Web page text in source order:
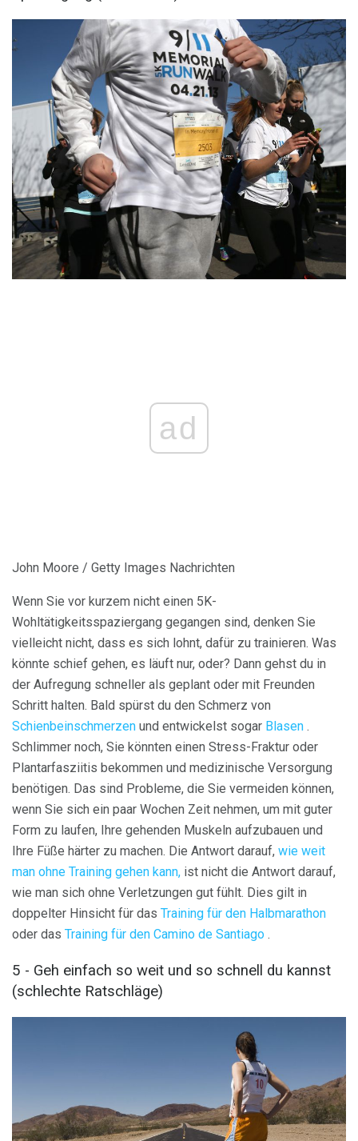
ad
John Moore / Getty Images Nachrichten
Wenn Sie vor kurzem nicht einen 5K-
Wohltätigkeitsspaziergang gegangen sind, denken Sie
vielleicht nicht, dass es sich lohnt, dafür zu trainieren. Was
könnte schief gehen, es läuft nur, oder? Dann gehst du in
der Aufregung schneller als geplant oder mit Freunden
Schritt halten. Bald spürst du den Schmerz von
Schienbeinschmerzen und entwickelst sogar Blasen .
Schlimmer noch, Sie könnten einen Stress-Fraktur oder
Plantarfasziitis bekommen und medizinische Versorgung
benötigen. Das sind Probleme, die Sie vermeiden können,
wenn Sie sich ein paar Wochen Zeit nehmen, um mit guter
Form zu laufen, Ihre gehenden Muskeln aufzubauen und
Ihre Füße härter zu machen. Die Antwort darauf, wie weit
man ohne Training gehen kann, ist nicht die Antwort darauf,
wie man sich ohne Verletzungen gut fühlt. Dies gilt in
doppelter Hinsicht für das Training für den Halbmarathon
oder das Training für den Camino de Santiago .
5 - Geh einfach so weit und so schnell du kannst
(schlechte Ratschläge)